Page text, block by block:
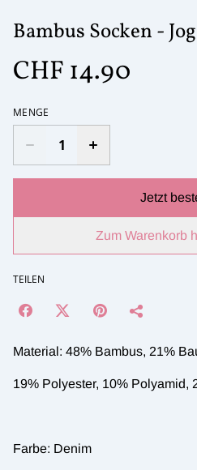
Bambus Socken -
CHF 14.90
MENGE
Jetzt
Zum Warenkorb
TEILEN
Material: 48% Bambus, 21%
19% Polyester, 10% Polyamid,
Farbe: Denim